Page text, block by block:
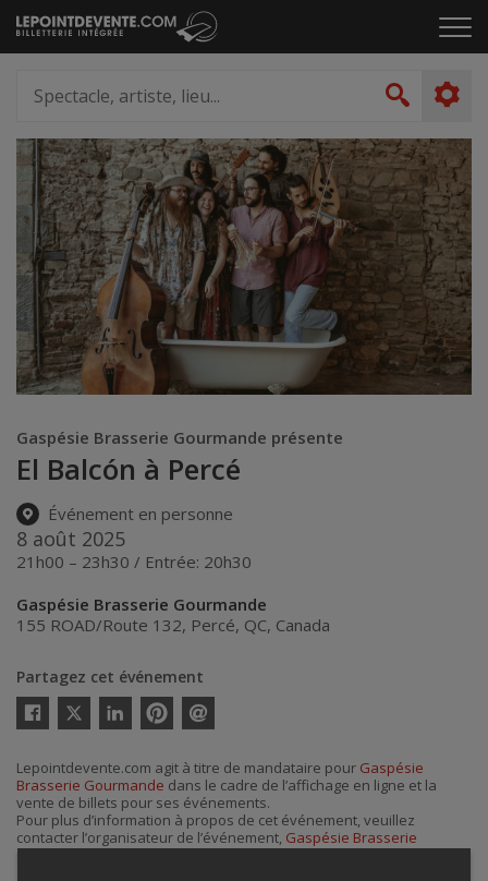
Passer
au
le
artiste,
lieu...
Gaspésie Brasserie Gourmande présente
El Balcón à Percé
Événement en personne
8 août 2025
21h00 – 23h30 / Entrée: 20h30
Gaspésie Brasserie Gourmande
155 ROAD/Route 132, Percé, QC, Canada
Partagez cet événement
Twitter
courriel
Lepointdevente.com agit à titre de mandataire pour Gaspésie
Brasserie Gourmande dans le cadre de l’affichage en ligne et la
vente de billets pour ses événements.
Pour plus d’information à propos de cet événement, veuillez
contacter l’organisateur de l’événement, Gaspésie Brasserie
Gourmande, àcommunication@brasseriegaspesie.com.